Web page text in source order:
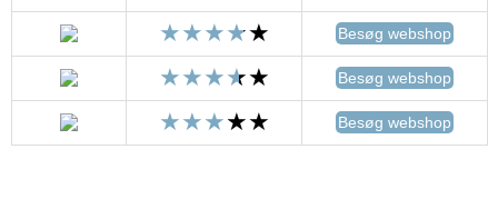
Besøg webshop
Besøg webshop
Besøg webshop